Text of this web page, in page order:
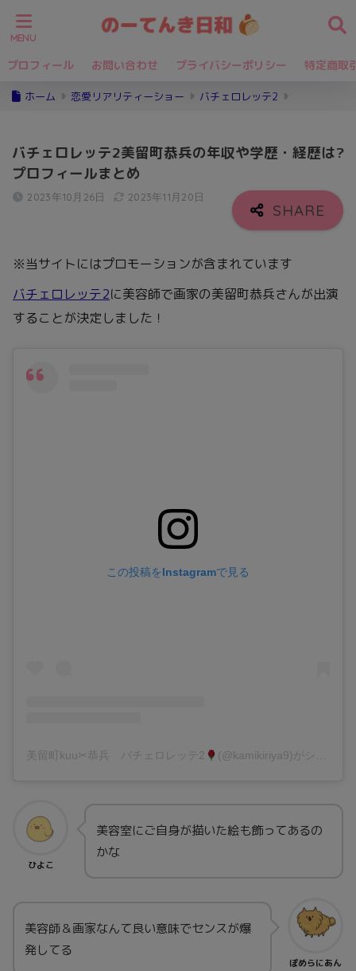
プロフィール お問い合わせ プライバシーポリシー 特定商取
ホーム 恋愛リアリティーショー バチェロレッテ2
バチェロレッテ2美留町恭兵の年収や学歴・経歴は?
プロフィールまとめ
2023年10月26日 2023年11月20日
※当サイトにはプロモーションが含まれています
バチェロレッテ2に美容師で画家の美留町恭兵さんが出演
することが決定しました！
この投稿をInstagramで見る
美留町kuu✂︎恭兵 バチェロレッテ2 (@kamikiriya9)がシェアした投稿
ひよこ
美容室にご自身が描いた絵も飾ってあるの
かな
ぽめらにあん
美容師＆画家なんて良い意味でセンスが爆
発してる